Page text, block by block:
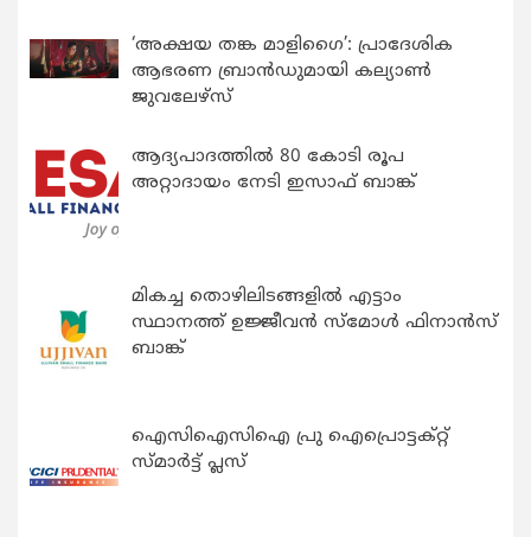
‘അക്ഷയ തങ്ക മാളിഗൈ’: പ്രാദേശിക
ആഭരണ ബ്രാന്‍ഡുമായി കല്യാണ്‍
ജുവലേഴ്‌സ്
ആദ്യപാദത്തിൽ 80 കോടി രൂപ
അറ്റാദായം നേടി ഇസാഫ് ബാങ്ക്
മികച്ച തൊഴിലിടങ്ങളിൽ എട്ടാം
സ്ഥാനത്ത് ഉജ്ജീവൻ സ്മോൾ ഫിനാൻസ്
ബാങ്ക്
ഐസിഐസിഐ പ്രു ഐപ്രൊട്ടക്റ്റ്
സ്മാർട്ട് പ്ലസ്